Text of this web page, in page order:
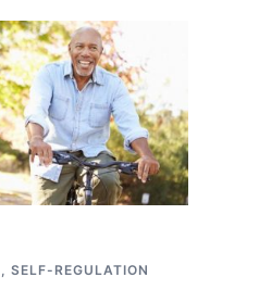
, SELF-REGULATION